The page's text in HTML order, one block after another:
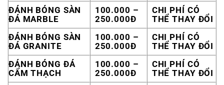
ĐÁNH BÓNG SÀN
ĐÁ MARBLE
100.000 –
250.000Đ
CHI PHÍ CÓ
THỂ THAY ĐỔI
ĐÁNH BÓNG SÀN
ĐÁ GRANITE
100.000 –
250.000Đ
CHI PHÍ CÓ
THỂ THAY ĐỔI
ĐÁNH BÓNG ĐÁ
CẨM THẠCH
100.000 –
250.000Đ
CHI PHÍ CÓ
THỂ THAY ĐỔI